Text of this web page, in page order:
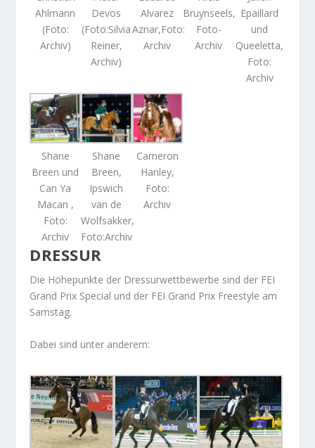
Ahlmann
(Foto:
Archiv)
Devos
(Foto:Silvia
Reiner,
Archiv)
Alvarez
Aznar,Foto:
Archiv
Bruynseels,
Foto-
Archiv
Epaillard
und
Queeletta,
Foto:
Archiv
Shane
Breen und
Can Ya
Macan ,
Foto:
Archiv
Shane
Breen,
Ipswich
van de
Wolfsakker,
Foto:Archiv
Cameron
Hanley,
Foto:
Archiv
DRESSUR
Die Höhepunkte der Dressurwettbewerbe sind der FEI
Grand Prix Special und der FEI Grand Prix Freestyle am
Samstag.
Dabei sind unter anderem: